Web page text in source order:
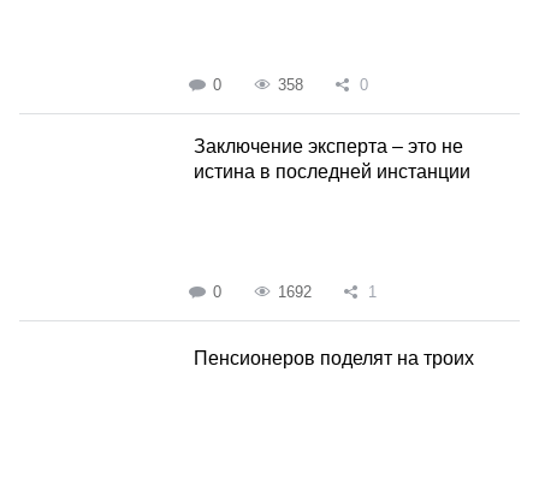
0 358 0
Заключение эксперта – это не
истина в последней инстанции
0 1692 1
Пенсионеров поделят на троих